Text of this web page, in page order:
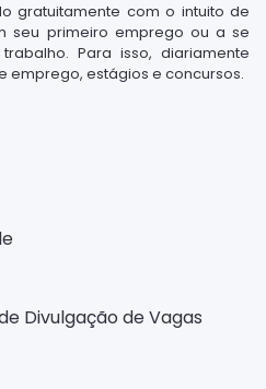
gratuitamente com o intuito de
seu primeiro emprego ou a se
Para isso, diariamente
emprego, estágios e concursos.
Divulgação de Vagas